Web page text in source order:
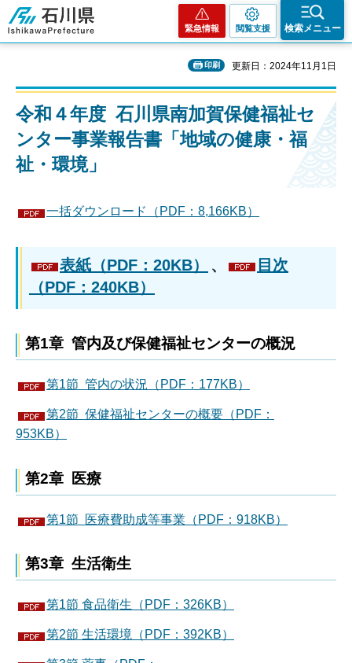
石川県
緊急情報 閲覧支援 検索メニュー
印刷 更新日：2024年11月1日
令和４年度 石川県南加賀保健福祉セ
ンター事業報告書「地域の健康・福
祉・環境」
一括ダウンロード（PDF：8,166KB）
表紙（PDF：20KB） 、
目次
（PDF：240KB）
第1章 管内及び保健福祉センターの概況
第1節 管内の状況（PDF：177KB）
第2節 保健福祉センターの概要（PDF：
953KB）
第2章 医療
第1節 医療費助成等事業（PDF：918KB）
第3章 生活衛生
第1節 食品衛生（PDF：326KB）
第2節 生活環境（PDF：392KB）